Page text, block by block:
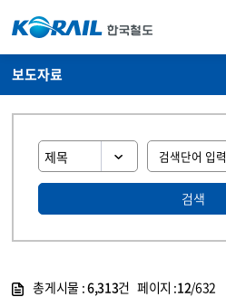
보도자료
검색
총게시물 :6,313건 페이지 :12/632